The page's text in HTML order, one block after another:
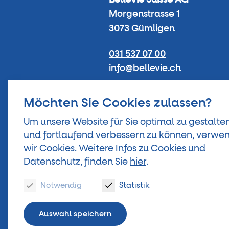
Morgenstrasse 1
3073 Gümligen
031 537 07 00
info@bellevie.ch
de 08.00 à 11.00 heures
de 13.30 à 16.00 heures
Mentions légales
Protection des données
Möchten Sie Cookies zulassen?
Um unsere Website für Sie optimal zu
und fortlaufend verbessern zu können,
wir Cookies. Weitere Infos zu Cookies und
Datenschutz, finden Sie hier.
Notwendig Statistik
Auswahl speichern